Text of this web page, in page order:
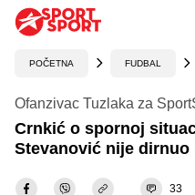
POČETNA FUDBAL
Ofanzivac Tuzlaka za
Crnkić o spornoj
Stevanović nije dirnuo
33